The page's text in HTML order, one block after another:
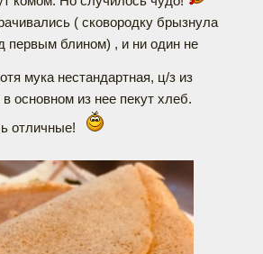
( сковородку брызнула
первым блином) , и ни один не
мука нестандартная, ц/з из
основном из нее пекут хлеб.
отличные!